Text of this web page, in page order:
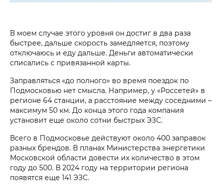
В моем случае этого уровня он достиг в два раза
быстрее, дальше скорость замедляется, поэтому
отключаюсь и еду дальше. Деньги автоматически
списались с привязанной карты.
Заправляться «до полного» во время поездок по
Подмосковью нет смысла. Например, у «Россетей» в
регионе 64 станции, а расстояние между соседними –
максимум 50 км. До конца этого года компания
установит еще около сотни быстрых ЭЗС.
Всего в Подмосковье действуют около 400 заправок
разных брендов. В планах Министерства энергетики
Московской области довести их количество в этом
году до 500. В 2024 году на территории региона
появятся еще 141 ЭЗС.